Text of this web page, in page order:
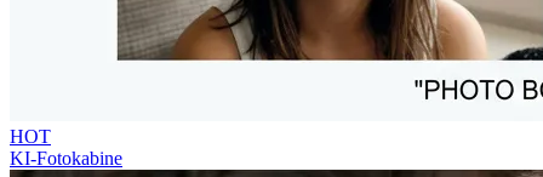
HOT
KI-Fotokabine